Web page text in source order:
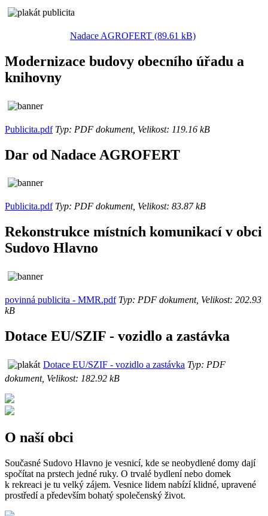
Nadace AGROFERT (89.61 kB)
Modernizace budovy obecního úřadu a
knihovny
Publicita.pdfTyp: PDF dokument, Velikost: 119.16 kB
Dar od Nadace AGROFERT
Publicita.pdfTyp: PDF dokument, Velikost: 83.87 kB
Rekonstrukce místních komunikací v obci
Sudovo Hlavno
povinná publicita - MMR.pdfTyp: PDF dokument, Velikost: 202.93
kB
Dotace EU/SZIF - vozidlo a zastávka
Dotace EU/SZIF - vozidlo a zastávka Typ: PDF
dokument, Velikost: 182.92 kB
O naší obci
Současné Sudovo Hlavno je vesnicí, kde se neobydlené domy dají
spočítat na prstech jedné ruky. O trvalé bydlení nebo domek
k rekreaci je tu velký zájem. Vesnice lidem nabízí klidné, upravené
prostředí a především bohatý společenský život.